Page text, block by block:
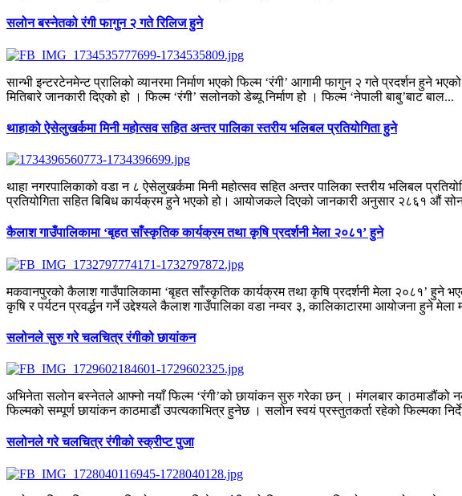
सलोन बस्नेतको रंगी फागुन २ गते रिलिज हुने
सान्भी इन्टरटेनमेन्ट प्रालिको व्यानरमा निर्माण भएको फिल्म ‘रंगी’ आगामी फागुन २ गते प्रदर्शन हुने
मितिबारे जानकारी दिएको हो । फिल्म ‘रंगी’ सलोनको डेब्यू निर्माण हो । फिल्म ‘नेपाली बाबु’बाट बाल...
थाहाको ऐसेलुखर्कमा मिनी महोत्सव सहित अन्तर पालिका स्तरीय भलिबल प्रतियोगिता हुने
थाहा नगरपालिकाको वडा न ८ ऐसेलुखर्कमा मिनी महोत्सव सहित अन्तर पालिका स्तरीय भलिबल
प्रतियोगिता सहित बिबिध कार्यक्रम हुने भएको हो। आयोजकले दिएको जानकारी अनुसार २८६१ औं
कैलाश गाउँपालिकामा ‘बृहत साँस्कृतिक कार्यक्रम तथा कृषि प्रदर्शनी मेला २०८१’ हुने
मकवानपुरको कैलाश गाउँपालिकामा ‘बृहत साँस्कृतिक कार्यक्रम तथा कृषि प्रदर्शनी मेला २०८१’
कृषि र पर्यटन प्रवर्द्धन गर्ने उद्देश्यले कैलाश गाउँपालिका वडा नम्वर ३, कालिकाटारमा आयोजना हुने
सलोनले सुरु गरे चलचित्र रंगीको छायांकन
अभिनेता सलोन बस्नेतले आफ्नो नयाँ फिल्म ‘रंगी’को छायांकन सुरु गरेका छन् । मंगलबार काठमाडौंको
फिल्मको सम्पूर्ण छायांकन काठमाडौं उपत्यकाभित्र हुनेछ । सलोन स्वयं प्रस्तुतकर्ता रहेको फिल्मका
सलोनले गरे चलचित्र रंगीको स्क्रीप्ट पुजा